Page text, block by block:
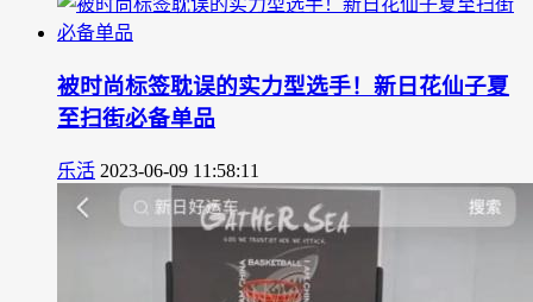
被时尚标签耽误的实力型选手！新日花仙子夏
至扫街必备单品
乐活 2023-06-09 11:58:11